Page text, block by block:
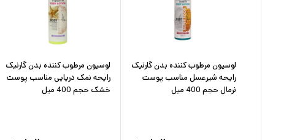
لوسیون مرطوب کننده بدن گارنیک
رایحه شیرعسل مناسب پوست
نرمال حجم 400 میل
لوسیون مرطوب کننده بدن گارنیک
رایحه نمک دریایی مناسب پوست
خشک حجم 400 میل